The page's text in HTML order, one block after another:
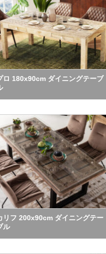
ロ 180x90cm ダイニングテーブ
リフ 200x90cm ダイニングテー
ル